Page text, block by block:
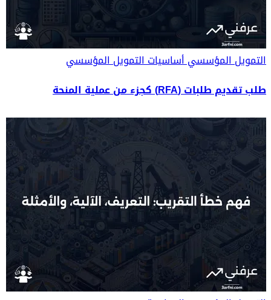
التمويل المؤسسيأساسيات التمويل المؤسسي
طلب تقديم طلبات (RFA) كجزء من عملية المنحة